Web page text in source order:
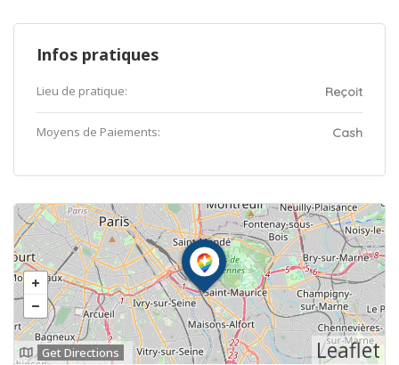
Infos pratiques
Lieu de pratique: Reçoit
Moyens de Paiements: Cash
Leaflet
Get Directions